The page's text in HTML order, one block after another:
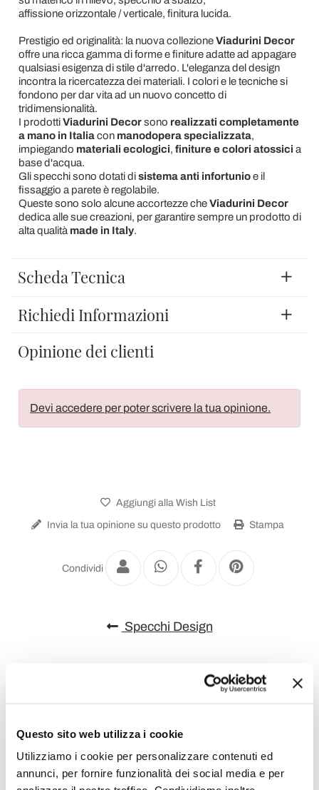
Questo sito web utilizza i cookie
Utilizziamo i cookie per personalizzare contenuti ed
annunci, per fornire funzionalità dei social media e per
affissione orizzontale / verticale, finitura lucida.
Prestigio ed originalità: la nuova collezioneViadurini Decor
offre una ricca gamma di forme e finiture adatte ad appagare
qualsiasi esigenza di stile d'arredo. L'eleganza del design
incontra la ricercatezza dei materiali. I colori e le tecniche si
fondono per dar vita ad un nuovo concetto di
tridimensionalità.
I prodottiViadurini Decorsono realizzati completamente
a mano in Italiacon manodopera specializzata,
impiegando materiali ecologici, finiture e colori atossici a
base d'acqua.
Gli specchi sono dotati disistema anti infortunioe il
fissaggio a parete è regolabile.
Queste sono solo alcune accortezze cheViadurini Decor
dedica alle sue creazioni, per garantire sempre un prodotto di
alta qualità made in Italy.
Scheda Tecnica
Richiedi Informazioni
Opinione dei clienti
Devi accedere per poter scrivere la tua opinione.
Aggiungi alla Wish List
Invia la tua opinione su questo prodotto Stampa
Condividi
Specchi Design